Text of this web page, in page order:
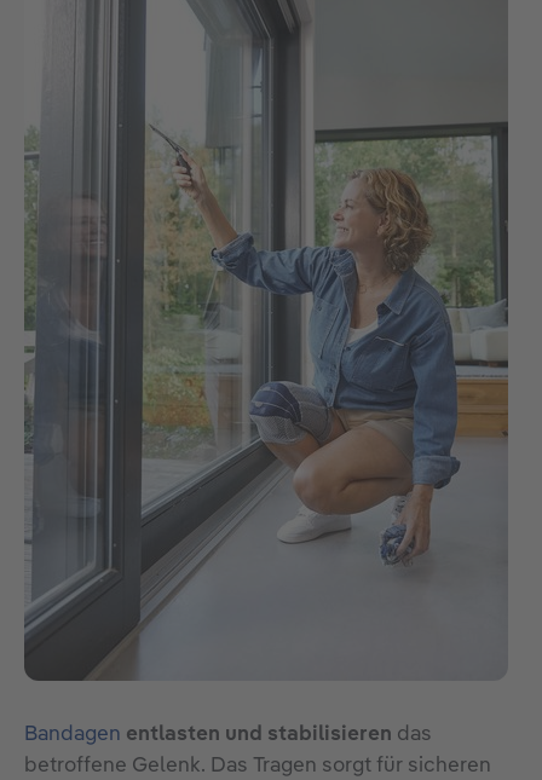
Bandagen entlasten und stabilisieren das
betroffene Gelenk. Das Tragen sorgt für sicheren